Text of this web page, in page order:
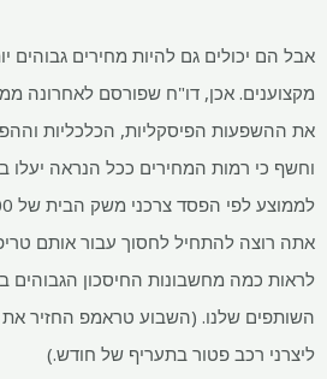
אבל הם יכולים גם להיות מחירים גבוהים
מקצוענים. אכן, דו"ח שפורסם לאחרונה
את ההשפעות הפיסקליות, הכלכליות
אתה רוצה להתחיל לחסוך עבור אותם
לראות כמה מחשבונות החיסכון הגבוהים
השותפים שלנו. (השבוע טראמפ החזיר את
ליצרני רכב פטור בתעריף של חודש.)